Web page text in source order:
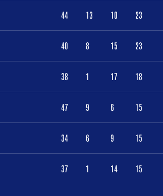
44 13 10 23
40 8 15 23
38 1 17 18
47 9 6 15
34 6 9 15
37 1 14 15